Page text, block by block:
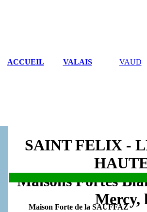
SAINT FELIX -
Maisons Fortes
Mercy,
ACCUEIL VALAIS VAUD
Maison Forte de la SAUFFAZ